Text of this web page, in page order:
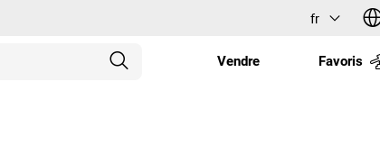
fr
Vendre Favoris